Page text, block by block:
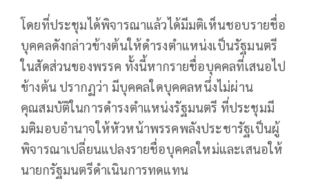
โดยที่ประชุมได้พิจารณาแล้วได้มีมติเห็นชอบรายชื่อ
บุคคลดังกล่าวข้างต้นให้ดำรงตำแหน่งเป็นรัฐมนตรี
ในสัดส่วนของพรรค ทั้งนี้หากรายชื่อบุคคลที่เสนอไป
ข้างต้น ปรากฏว่า มีบุคคลใดบุคคลหนึ่งไม่ผ่าน
คุณสมบัติในการดำรงตำแหน่งรัฐมนตรี ที่ประชุมมี
มติมอบอำนาจให้หัวหน้าพรรคพลังประชารัฐเป็นผู้
พิจารณาเปลี่ยนแปลงรายชื่อบุคคลใหม่และเสนอให้
นายกรัฐมนตรีดำเนินการทดแทน